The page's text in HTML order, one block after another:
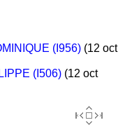
(I956) (12 oct
(I506) (12 oct